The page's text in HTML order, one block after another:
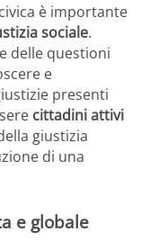
è importante
sociale.
delle questioni
e
presenti
cittadini attivi
giustizia
di una
e globale